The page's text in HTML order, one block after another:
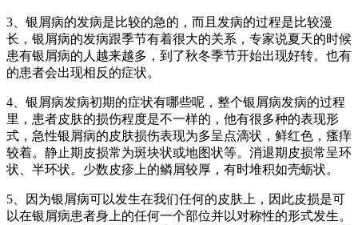
3、银屑病的发病是比较的急的，而且发病的过程是比较漫
长，银屑病的发病跟季节有着很大的关系，专家说夏天的时候
患有银屑病的人越来越多，到了秋冬季节开始出现好转。也有
的患者会出现相反的症状。
4、银屑病发病初期的症状有哪些呢，整个银屑病发病的过程
里，患者皮肤的损伤程度是不一样的，他有很多种的表现形
式，急性银屑病的皮肤损伤表现为多呈点滴状，鲜红色，瘙痒
较着。静止期皮损常为斑块状或地图状等。消退期皮损常呈环
状、半环状。少数皮疹上的鳞屑较厚，有时堆积如壳蛎状。
5、因为银屑病可以发生在我们任何的皮肤上，因此皮损是可
以在银屑病患者身上的任何一个部位并以对称性的形式发生。